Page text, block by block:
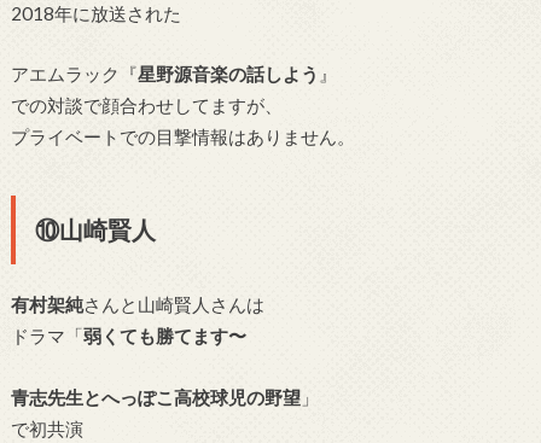
2018年に放送された
アエムラック『星野源音楽の話しよう 』
での対談で顔合わせしてますが、
プライベートでの目撃情報はありません。
⑩山崎賢人
有村架純さんと山崎賢人さんは
ドラマ「弱くても勝てます〜
青志先生とへっぽこ高校球児の野望」
で初共演